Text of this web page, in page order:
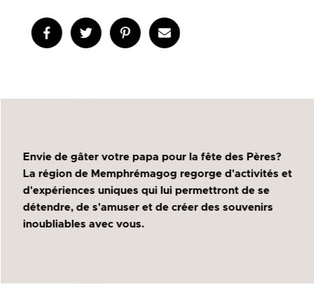
Envie de gâter votre papa pour la fête des Pères?
La région de Memphrémagog regorge d'activités et
d'expériences uniques qui lui permettront de se
détendre, de s'amuser et de créer des souvenirs
inoubliables avec vous.